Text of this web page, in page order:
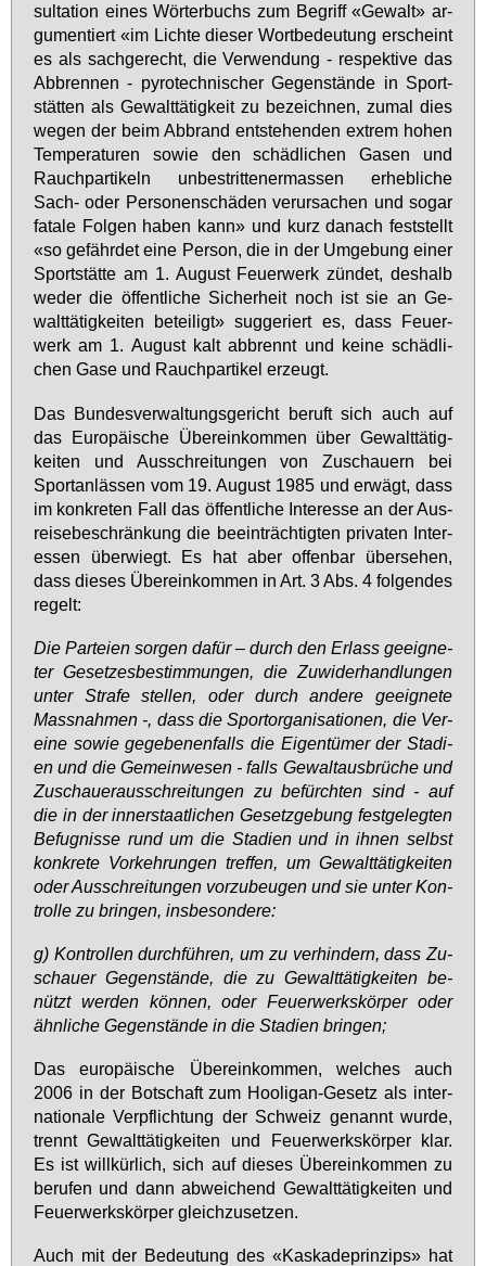
sul­ta­ti­on ei­nes Wör­ter­buchs zum Be­griff «Ge­walt» ar­
gu­men­tiert «im Lich­te die­ser Wort­be­deu­tung er­scheint
es als sach­ge­recht, die Ver­wen­dung - re­spek­ti­ve das
Ab­bren­nen - py­ro­tech­ni­scher Ge­gen­stän­de in Sport­
stät­ten als Ge­walt­tä­tig­keit zu be­zeich­nen, zu­mal dies
we­gen der beim Ab­brand ent­ste­hen­den ex­trem ho­hen
Tem­pe­ra­tu­ren so­wie den schäd­li­chen Ga­sen und
Rauch­par­ti­keln un­be­strit­te­ner­mas­sen er­heb­li­che
Sach- oder Per­so­nen­schä­den ver­ur­sa­chen und so­gar
fa­ta­le Fol­gen ha­ben kann» und kurz da­nach fest­stellt
«so ge­fähr­det ei­ne Per­son, die in der Um­ge­bung ei­ner
Sport­stät­te am 1. Au­gust Feu­er­werk zün­det, des­halb
we­der die öf­fent­li­che Si­cher­heit noch ist sie an Ge­
walt­tä­tig­kei­ten be­tei­ligt» sug­ge­riert es, dass Feu­er­
werk am 1. Au­gust kalt ab­brennt und kei­ne schäd­li­
chen Ga­se und Rauch­par­ti­kel er­zeugt.
Das Bun­des­ver­wal­tungs­ge­richt be­ruft sich auch auf
das Eu­ro­päi­sche Über­ein­kom­men über Ge­walt­tä­tig­
kei­ten und Aus­schrei­tun­gen von Zu­schau­ern bei
Sport­an­läs­sen vom 19. Au­gust 1985 und er­wägt, dass
im kon­kre­ten Fall das öf­fent­li­che In­ter­es­se an der Aus­
rei­se­be­schrän­kung die be­ein­träch­tig­ten pri­va­ten In­ter­
es­sen über­wiegt. Es hat aber of­fen­bar über­se­hen,
dass die­ses Über­ein­kom­men in Art. 3 Abs. 4 fol­gen­des
re­gelt:
Die Par­tei­en sor­gen da­für – durch den Er­lass ge­eig­ne­
ter Ge­set­zes­be­stim­mun­gen, die Zu­wi­der­hand­lun­gen
un­ter Stra­fe stel­len, oder durch an­de­re ge­eig­ne­te
Mass­nah­men -, dass die Sport­or­ga­ni­sa­tio­nen, die Ver­
ei­ne so­wie ge­ge­be­nen­falls die Ei­gen­tü­mer der Sta­di­
en und die Ge­mein­we­sen - falls Ge­walt­aus­brü­che und
Zu­schau­er­aus­schrei­tun­gen zu be­fürch­ten sind - auf
die in der in­ner­staat­li­chen Ge­setz­ge­bung fest­ge­leg­ten
Be­fug­nis­se rund um die Sta­di­en und in ih­nen selbst
kon­kre­te Vor­keh­run­gen tref­fen, um Ge­walt­tä­tig­kei­ten
oder Aus­schrei­tun­gen vor­zu­beu­gen und sie un­ter Kon­
trol­le zu brin­gen, ins­be­son­de­re:
g) Kon­trol­len durch­füh­ren, um zu ver­hin­dern, dass Zu­
schau­er Ge­gen­stän­de, die zu Ge­walt­tä­tig­kei­ten be­
nützt wer­den kön­nen, oder Feu­er­werks­kör­per oder
ähn­li­che Ge­gen­stän­de in die Sta­di­en brin­gen;
Das eu­ro­päi­sche Über­ein­kom­men, wel­ches auch
2006 in der Bot­schaft zum Hoo­li­gan-Ge­setz als in­ter­
na­tio­na­le Ver­pflich­tung der Schweiz ge­nannt wur­de,
trennt Ge­walt­tä­tig­kei­ten und Feu­er­werks­kör­per klar.
Es ist will­kür­lich, sich auf die­ses Über­ein­kom­men zu
be­ru­fen und dann ab­wei­chend Ge­walt­tä­tig­kei­ten und
Feu­er­werks­kör­per gleich­zu­set­zen.
Auch mit der Be­deu­tung des «Kas­ka­de­prin­zips» hat